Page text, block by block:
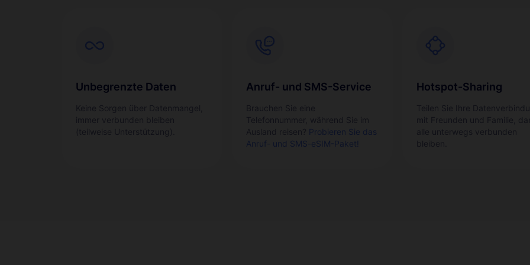
Unbegrenzte Daten Anruf- und SMS-Service
Probieren Sie das
Anruf- und SMS-eSIM-Paket!
Hotspot-Sharing